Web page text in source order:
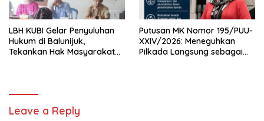
LBH KUBI Gelar Penyuluhan
Hukum di Balunijuk,
Tekankan Hak Masyarakat
Putusan MK Nomor 195/PUU-
XXIV/2026: Meneguhkan
Pilkada Langsung sebagai
Leave a Reply